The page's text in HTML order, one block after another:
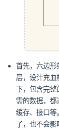
首先，六边
层，设计充
下，包含完整
需的数据，都
缓存、接口等
了，也不会